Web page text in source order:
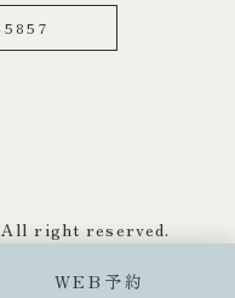
WEB予約
right reserved.